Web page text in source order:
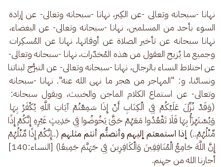
نهانا -سبحانه وتعالى -عن الكِبر، نهانا -سبحانه وتعالى- عن إرادة
السوء بأحد من المسلمين، نهانا -سبحانه وتعالى- عن البغضاء،
نهانا سبحانه عن تأخير الصلاة عن أوقاتها، نهانا عن المُسكِرات
وجميع ما يُزيح العقول من هذه المُخدّرات، نهانا -سبحانه وتعالى-
عن اختلاط النساء بالرجال، نهانا -سبحانه وتعالى- عن التبرُّج لبناتنا
ونسائنا، و: "المهاجر من هجر ما نهى الله عنه". نهانا -سبحانه
وتعالى- عن استماع الكلام الماجن والخبيث، ويقول سبحانه:
(وَقَدْ نُزِّلَ عَلَيْكُمْ فِي الْكِتَابِ أَنْ إِذَا سَمِعْتُمْ آيَاتِ اللَّهِ يُكْفَرُ بِهَا
وَيُسْتَهْزَأُ بِهَا فَلَا تَقْعُدُوا مَعَهُمْ حَتَّىٰ يَخُوضُوا فِي حَدِيثٍ غَيْرِهِ إِنَّكُمْ إِذًا
مِّثْلُهُمْ..) إذا استمعتم إليهم وأنصتُّم أنتم مثلهم (..إِنَّكُمْ إِذًا مِّثْلُهُمْ
إِنَّ اللَّهَ جَامِعُ الْمُنَافِقِينَ وَالْكَافِرِينَ فِي جَهَنَّمَ جَمِيعًا) [النساء:140]
أجارنا الله من جهنم.